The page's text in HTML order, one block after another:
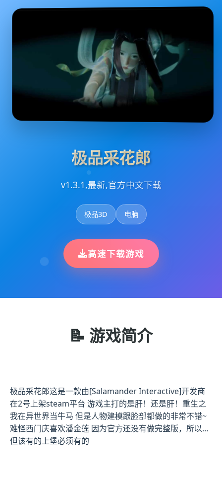
极品采花郎
v1.3.1,最新,官方中文下载
极品3D 电脑
高速下载游戏
📝 游戏简介
极品采花郎这是一款由[Salamander Interactive]开发商
在2号上架steam平台 游戏主打的是肝！还是肝！重生之
我在异世界当牛马 但是人物建模跟脸部都做的非常不错~
难怪西门庆喜欢潘金莲 因为官方还没有做完整版，所以…
但该有的上堡必须有的